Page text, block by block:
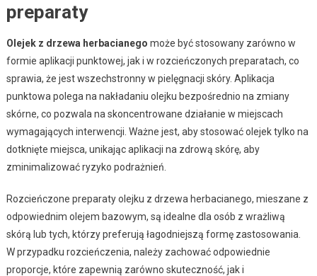
preparaty
Olejek z drzewa herbacianego może być stosowany zarówno w
formie aplikacji punktowej, jak i w rozcieńczonych preparatach, co
sprawia, że jest wszechstronny w pielęgnacji skóry. Aplikacja
punktowa polega na nakładaniu olejku bezpośrednio na zmiany
skórne, co pozwala na skoncentrowane działanie w miejscach
wymagających interwencji. Ważne jest, aby stosować olejek tylko na
dotknięte miejsca, unikając aplikacji na zdrową skórę, aby
zminimalizować ryzyko podrażnień.
Rozcieńczone preparaty olejku z drzewa herbacianego, mieszane z
odpowiednim olejem bazowym, są idealne dla osób z wrażliwą
skórą lub tych, którzy preferują łagodniejszą formę zastosowania.
W przypadku rozcieńczenia, należy zachować odpowiednie
proporcje, które zapewnią zarówno skuteczność, jak i